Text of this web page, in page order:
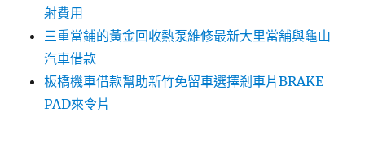
射費用
三重當鋪的黃金回收熱泵維修最新大里當舖與龜山
汽車借款
板橋機車借款幫助新竹免留車選擇剎車片BRAKE
PAD來令片